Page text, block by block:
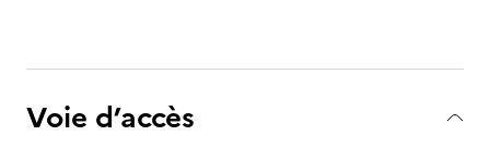
Voie d’accès